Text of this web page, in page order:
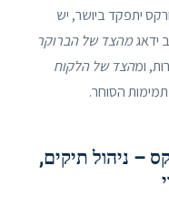
יתפקד ביושר, יש
ידאגמהצד של הברוקר
ומהצד של הלקוח
הסוחר.
– ניהול תיקים,